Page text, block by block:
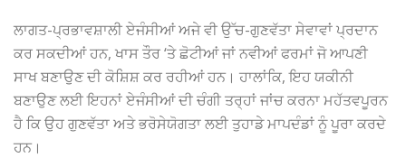
ਲਾਗਤ-ਪ੍ਰਭਾਵਸ਼ਾਲੀ ਏਜੰਸੀਆਂ ਅਜੇ ਵੀ ਉੱਚ-ਗੁਣਵੱਤਾ ਸੇਵਾਵਾਂ ਪ੍ਰਦਾਨ
ਕਰ ਸਕਦੀਆਂ ਹਨ, ਖਾਸ ਤੌਰ ‘ਤੇ ਛੋਟੀਆਂ ਜਾਂ ਨਵੀਆਂ ਫਰਮਾਂ ਜੋ ਆਪਣੀ
ਸਾਖ ਬਣਾਉਣ ਦੀ ਕੋਸ਼ਿਸ਼ ਕਰ ਰਹੀਆਂ ਹਨ। ਹਾਲਾਂਕਿ, ਇਹ ਯਕੀਨੀ
ਬਣਾਉਣ ਲਈ ਇਹਨਾਂ ਏਜੰਸੀਆਂ ਦੀ ਚੰਗੀ ਤਰ੍ਹਾਂ ਜਾਂਚ ਕਰਨਾ ਮਹੱਤਵਪੂਰਨ
ਹੈ ਕਿ ਉਹ ਗੁਣਵੱਤਾ ਅਤੇ ਭਰੋਸੇਯੋਗਤਾ ਲਈ ਤੁਹਾਡੇ ਮਾਪਦੰਡਾਂ ਨੂੰ ਪੂਰਾ ਕਰਦੇ
ਹਨ।